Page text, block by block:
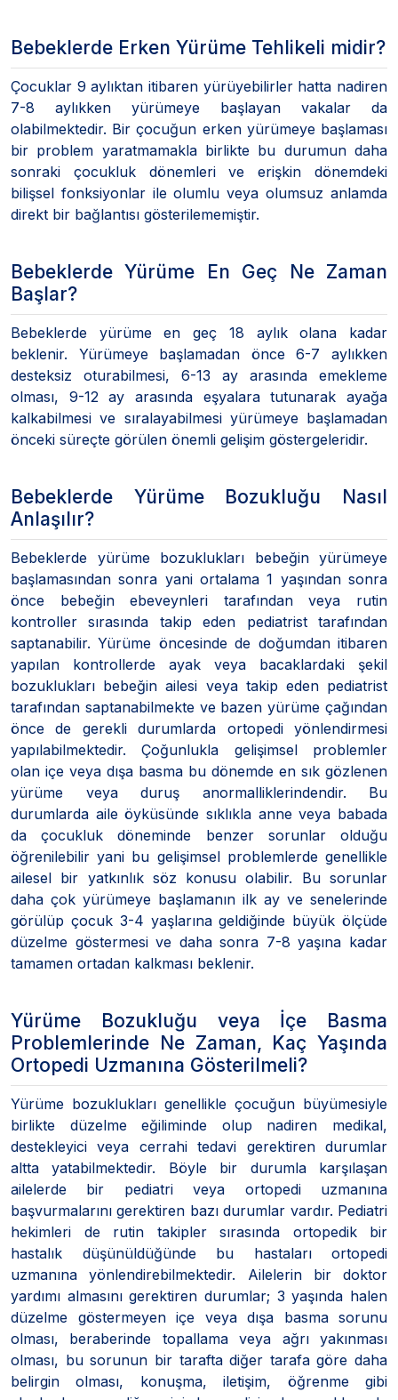
Bebeklerde Erken Yürüme Tehlikeli midir?
Çocuklar 9 aylıktan itibaren yürüyebilirler hatta nadiren
7-8 aylıkken yürümeye başlayan vakalar da
olabilmektedir. Bir çocuğun erken yürümeye başlaması
bir problem yaratmamakla birlikte bu durumun daha
sonraki çocukluk dönemleri ve erişkin dönemdeki
bilişsel fonksiyonlar ile olumlu veya olumsuz anlamda
direkt bir bağlantısı gösterilememiştir.
Bebeklerde Yürüme En Geç Ne Zaman
Başlar?
Bebeklerde yürüme en geç 18 aylık olana kadar
beklenir. Yürümeye başlamadan önce 6-7 aylıkken
desteksiz oturabilmesi, 6-13 ay arasında emekleme
olması, 9-12 ay arasında eşyalara tutunarak ayağa
kalkabilmesi ve sıralayabilmesi yürümeye başlamadan
önceki süreçte görülen önemli gelişim göstergeleridir.
Bebeklerde Yürüme Bozukluğu Nasıl
Anlaşılır?
Bebeklerde yürüme bozuklukları bebeğin yürümeye
başlamasından sonra yani ortalama 1 yaşından sonra
önce bebeğin ebeveynleri tarafından veya rutin
kontroller sırasında takip eden pediatrist tarafından
saptanabilir. Yürüme öncesinde de doğumdan itibaren
yapılan kontrollerde ayak veya bacaklardaki şekil
bozuklukları bebeğin ailesi veya takip eden pediatrist
tarafından saptanabilmekte ve bazen yürüme çağından
önce de gerekli durumlarda ortopedi yönlendirmesi
yapılabilmektedir. Çoğunlukla gelişimsel problemler
olan içe veya dışa basma bu dönemde en sık gözlenen
yürüme veya duruş anormalliklerindendir. Bu
durumlarda aile öyküsünde sıklıkla anne veya babada
da çocukluk döneminde benzer sorunlar olduğu
öğrenilebilir yani bu gelişimsel problemlerde genellikle
ailesel bir yatkınlık söz konusu olabilir. Bu sorunlar
daha çok yürümeye başlamanın ilk ay ve senelerinde
görülüp çocuk 3-4 yaşlarına geldiğinde büyük ölçüde
düzelme göstermesi ve daha sonra 7-8 yaşına kadar
tamamen ortadan kalkması beklenir.
Yürüme Bozukluğu veya İçe Basma
Problemlerinde Ne Zaman, Kaç Yaşında
Ortopedi Uzmanına Gösterilmeli?
Yürüme bozuklukları genellikle çocuğun büyümesiyle
birlikte düzelme eğiliminde olup nadiren medikal,
destekleyici veya cerrahi tedavi gerektiren durumlar
altta yatabilmektedir. Böyle bir durumla karşılaşan
ailelerde bir pediatri veya ortopedi uzmanına
başvurmalarını gerektiren bazı durumlar vardır. Pediatri
hekimleri de rutin takipler sırasında ortopedik bir
hastalık düşünüldüğünde bu hastaları ortopedi
uzmanına yönlendirebilmektedir. Ailelerin bir doktor
yardımı almasını gerektiren durumlar; 3 yaşında halen
düzelme göstermeyen içe veya dışa basma sorunu
olması, beraberinde topallama veya ağrı yakınması
olması, bu sorunun bir tarafta diğer tarafa göre daha
belirgin olması, konuşma, iletişim, öğrenme gibi